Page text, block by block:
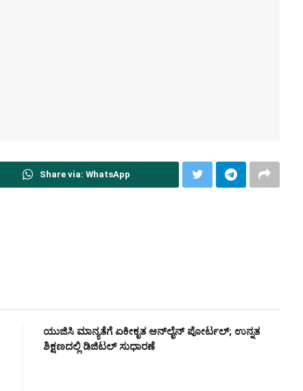
Share via: WhatsApp
ಯುಜಿಸಿ ಮಾನ್ಯತೆಗೆ ಏಕೀಕೃತ ಆನ್‌ಲೈನ್ ಪೋರ್ಟಲ್; ಉನ್ನತ
ಶಿಕ್ಷಣದಲ್ಲಿ ಡಿಜಿಟಲ್ ಸುಧಾರಣೆ